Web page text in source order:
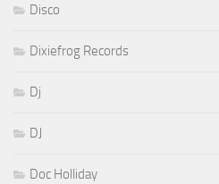
Disco
Dixiefrog Records
Dj
DJ
Doc Holliday